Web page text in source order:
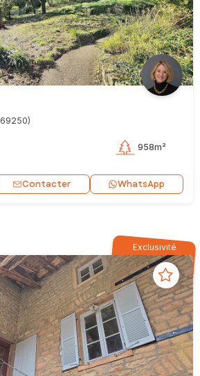
69250)
958m²
Contacter WhatsApp
Exclusivité